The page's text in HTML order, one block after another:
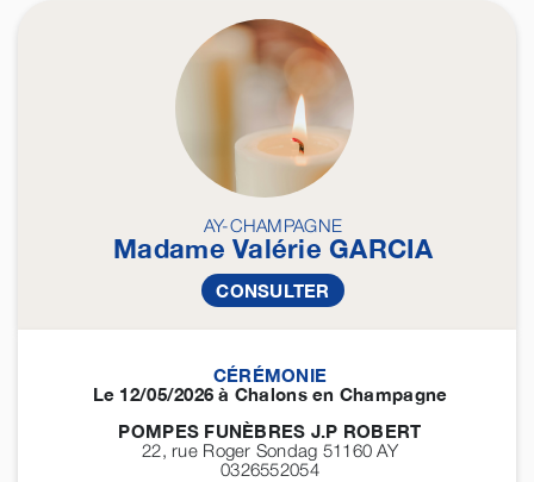
AY-CHAMPAGNE
Madame ValérieGARCIA
CONSULTER
CÉRÉMONIE
Le 12/05/2026 à Chalons en Champagne
POMPES FUNÈBRES J.P ROBERT
22, rue Roger Sondag 51160AY
0326552054